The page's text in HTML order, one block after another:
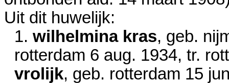
Uit dit huwelijk:
1. wilhelmina kras, geb.
rotterdam 6 aug. 1934, tr.
vrolijk, geb. rotterdam 15